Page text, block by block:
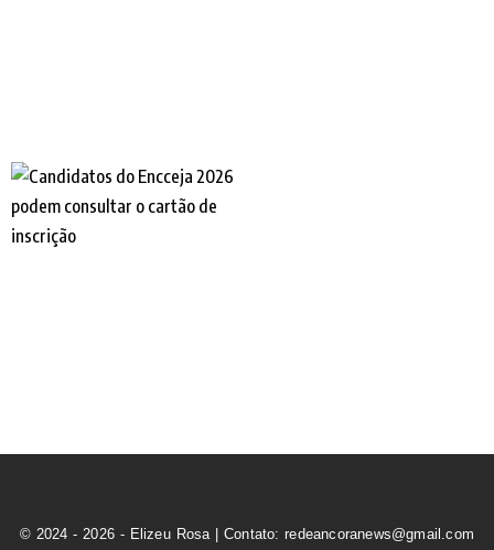
© 2024 - 2026 - Elizeu Rosa | Contato: redeancoranews@gmail.com